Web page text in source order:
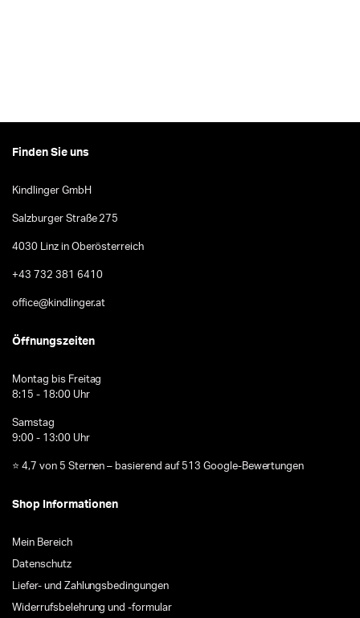
Finden Sie uns
Kindlinger GmbH
Salzburger Straße 275
4030 Linz in Oberösterreich
+43 732 381 6410
office@kindlinger.at
Öffnungszeiten
Montag bis Freitag
8:15 - 18:00 Uhr
Samstag
9:00 - 13:00 Uhr
⭐ 4,7 von 5 Sternen – basierend auf 513 Google-Bewertungen
Shop Informationen
Mein Bereich
Datenschutz
Liefer- und Zahlungsbedingungen
Widerrufsbelehrung und -formular